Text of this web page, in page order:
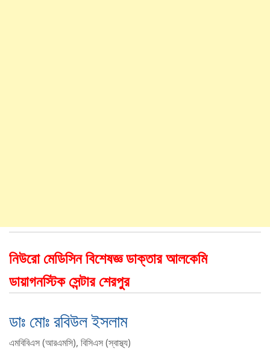
নিউরো মেডিসিন বিশেষজ্ঞ ডাক্তার আলকেমি
ডায়াগনস্টিক সেন্টার শেরপুর
ডাঃ মোঃ রবিউল ইসলাম
এমবিবিএস (আরএমসি), বিসিএস (স্বাস্থ্য)